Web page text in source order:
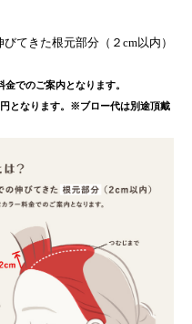
てきた根元部分（２cm以内）
でのご案内となります。
となります。※ブロー代は別途頂戴